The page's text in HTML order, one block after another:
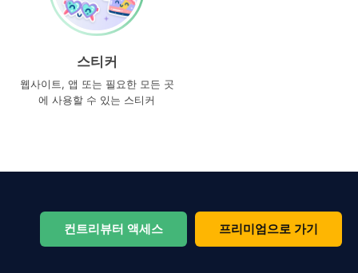
스티커
웹사이트, 앱 또는 필요한 모든 곳
에 사용할 수 있는 스티커
컨트리뷰터 액세스 프리미엄으로 가기